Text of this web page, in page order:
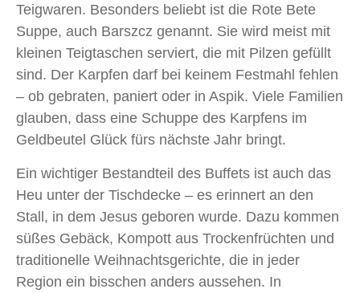
Teigwaren. Besonders beliebt ist die Rote Bete
Suppe, auch Barszcz genannt. Sie wird meist mit
kleinen Teigtaschen serviert, die mit Pilzen gefüllt
sind. Der Karpfen darf bei keinem Festmahl fehlen
– ob gebraten, paniert oder in Aspik. Viele Familien
glauben, dass eine Schuppe des Karpfens im
Geldbeutel Glück fürs nächste Jahr bringt.
Ein wichtiger Bestandteil des Buffets ist auch das
Heu unter der Tischdecke – es erinnert an den
Stall, in dem Jesus geboren wurde. Dazu kommen
süßes Gebäck, Kompott aus Trockenfrüchten und
traditionelle Weihnachtsgerichte, die in jeder
Region ein bisschen anders aussehen. In